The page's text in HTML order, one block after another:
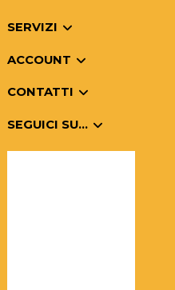
SERVIZI
ACCOUNT
CONTATTI
SEGUICI SU...